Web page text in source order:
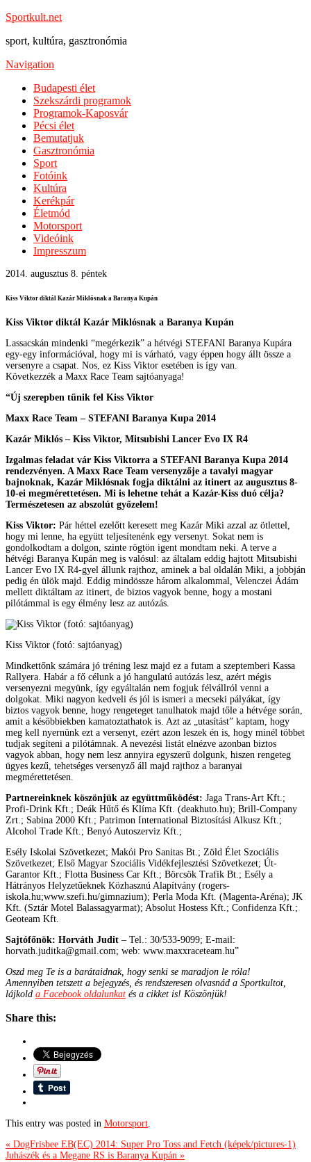
Sportkult.net
sport, kultúra, gasztronómia
Navigation
Budapesti élet
Szekszárdi programok
Programok-Kaposvár
Pécsi élet
Bemutatjuk
Gasztronómia
Sport
Fotóink
Kultúra
Kerékpár
Életmód
Motorsport
Videóink
Impresszum
2014. augusztus 8. péntek
Kiss Viktor diktál Kazár Miklósnak a Baranya Kupán
Kiss Viktor diktál Kazár Miklósnak a Baranya Kupán
Lassacskán mindenki “megérkezik” a hétvégi STEFANI Baranya Kupára
egy-egy információval, hogy mi is várható, vagy éppen hogy állt össze a
versenyre a csapat. Nos, ez Kiss Viktor esetében is így van.
Következzék a Maxx Race Team sajtóanyaga!
“Új szerepben tűnik fel Kiss Viktor
Maxx Race Team – STEFANI Baranya Kupa 2014
Kazár Miklós – Kiss Viktor, Mitsubishi Lancer Evo IX R4
Izgalmas feladat vár Kiss Viktorra a STEFANI Baranya Kupa 2014
rendezvényen. A Maxx Race Team versenyzője a tavalyi magyar
bajnoknak, Kazár Miklósnak fogja diktálni az itinert az augusztus 8-
10-ei megmérettetésen. Mi is lehetne tehát a Kazár-Kiss duó célja?
Természetesen az abszolút győzelem!
Kiss Viktor: Pár héttel ezelőtt keresett meg Kazár Miki azzal az ötlettel,
hogy mi lenne, ha együtt teljesítenénk egy versenyt. Sokat nem is
gondolkodtam a dolgon, szinte rögtön igent mondtam neki. A terve a
hétvégi Baranya Kupán meg is valósul: az általam eddig hajtott Mitsubishi
Lancer Evo IX R4-gyel állunk rajthoz, aminek a bal oldalán Miki, a jobbján
pedig én ülök majd. Eddig mindössze három alkalommal, Velenczei Ádám
mellett diktáltam az itinert, de biztos vagyok benne, hogy a mostani
pilótámmal is egy élmény lesz az autózás.
Kiss Viktor (fotó: sajtóanyag)
Mindkettőnk számára jó tréning lesz majd ez a futam a szeptemberi Kassa
Rallyera. Habár a fő célunk a jó hangulatú autózás lesz, azért mégis
versenyezni megyünk, így egyáltalán nem fogjuk félvállról venni a
dolgokat. Miki nagyon kedveli és jól is ismeri a mecseki pályákat, így
biztos vagyok benne, hogy rengeteget tanulhatok majd tőle a hétvége során,
amit a későbbiekben kamatoztathatok is. Azt az „utasítást” kaptam, hogy
meg kell nyernünk ezt a versenyt, ezért azon leszek én is, hogy minél többet
tudjak segíteni a pilótámnak. A nevezési listát elnézve azonban biztos
vagyok abban, hogy nem lesz annyira egyszerű dolgunk, hiszen rengeteg
ügyes kezű, tehetséges versenyző áll majd rajthoz a baranyai
megmérettetésen.
Partnereinknek köszönjük az együttműködést: Jaga Trans-Art Kft.;
Profi-Drink Kft.; Deák Hűtő és Klíma Kft. (deakhuto.hu); Brill-Company
Zrt.; Sabina 2000 Kft.; Patrimon International Biztosítási Alkusz Kft.;
Alcohol Trade Kft.; Benyó Autoszerviz Kft.;
Esély Iskolai Szövetkezet; Makói Pro Sanitas Bt.; Zöld Élet Szociális
Szövetkezet; Első Magyar Szociális Vidékfejlesztési Szövetkezet; Út-
Garantor Kft.; Flotta Business Car Kft.; Börcsök Trafik Bt.; Esély a
Hátrányos Helyzetűeknek Közhasznú Alapítvány (rogers-
iskola.hu;www.szefi.hu/gimnazium); Perla Moda Kft. (Magenta-Aréna); JK
Kft. (Sztár Motel Balassagyarmat); Absolut Hostess Kft.; Confidenza Kft.;
Geoteam Kft.
Sajtófőnök: Horváth Judit – Tel.: 30/533-9099; E-mail:
horvath.juditka@gmail.com; web: www.maxxraceteam.hu”
Oszd meg Te is a barátaidnak, hogy senki se maradjon le róla!
Amennyiben tetszett a bejegyzés, és rendszeresen olvasnád a Sportkultot,
lájkold a Facebook oldalunkat és a cikket is! Köszönjük!
Share this:
This entry was posted in Motorsport.
« DogFrisbee EB(EC) 2014: Super Pro Toss and Fetch (képek/pictures-1)
Juhászék és a Megane RS is Baranya Kupán »